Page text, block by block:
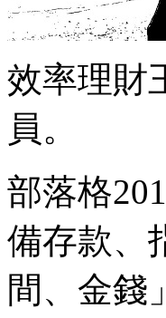
效率理財
員。
部落格
備存款、
間、金錢